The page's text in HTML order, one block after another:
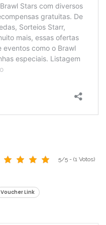
5/5 - (1 Votos)
Voucher Link